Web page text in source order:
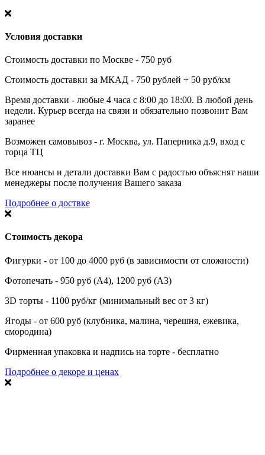
Условия доставки
Стоимость доставки по Москве - 750 руб
Стоимость доставки за МКАД - 750 рублей + 50 руб/км
Время доставки - любые 4 часа с 8:00 до 18:00. В любой день
недели. Курьер всегда на связи и обязательно позвонит Вам
заранее
Возможен самовывоз - г. Москва, ул. Паперника д.9, вход с
торца ТЦ
Все нюансы и детали доставки Вам с радостью объяснят наши
менеджеры после получения Вашего заказа
Подробнее о доствке
Стоимость декора
Фигурки - от 100 до 4000 руб (в зависимости от сложности)
Фотопечать - 950 руб (А4), 1200 руб (А3)
3D торты - 1100 руб/кг (минимальный вес от 3 кг)
Ягоды - от 600 руб (клубника, малина, черешня, ежевика,
смородина)
Фирменная упаковка и надпись на торте - бесплатно
Подробнее о декоре и ценах